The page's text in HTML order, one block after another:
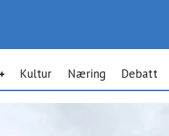
Kultur Næring Debatt